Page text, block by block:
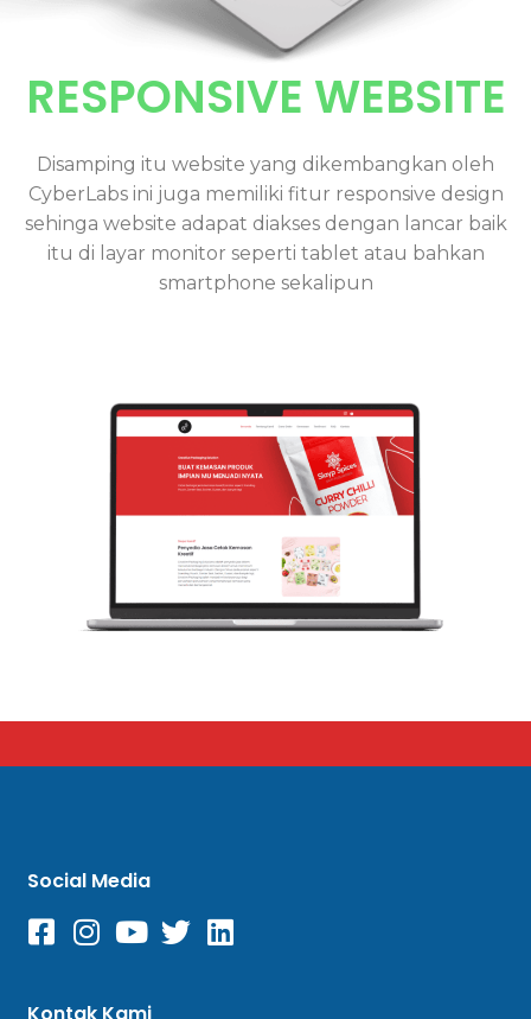
RESPONSIVE WEBSITE
Disamping itu website yang dikembangkan oleh
CyberLabs ini juga memiliki fitur responsive design
sehinga website adapat diakses dengan lancar baik
itu di layar monitor seperti tablet atau bahkan
smartphone sekalipun
Social Media